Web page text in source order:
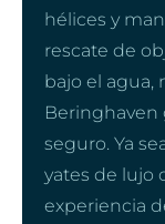
hélices y
rescate de
bajo el agua,
Beringhaven
seguro. Ya
yates de lujo
experiencia